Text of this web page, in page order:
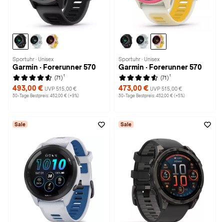
Sportuhr · Unisex
Garmin · Forerunner 570
(71) 1
493,00 € UVP 515,00 €
30-Tage Bestpreis: 452,00 € (+9%)
Sportuhr · Unisex
Garmin · Forerunner 570
(71) 1
473,00 € UVP 515,00 €
30-Tage Bestpreis: 452,00 € (+5%)
Sale Sale